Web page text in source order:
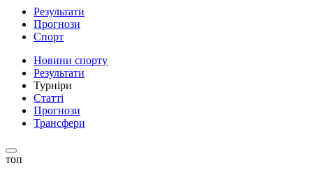
Результати
Прогнози
Спорт
Новини спорту
Результати
Турніри
Статті
Прогнози
Трансфери
топ